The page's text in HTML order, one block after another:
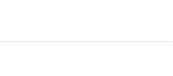
，为包括乳糖不耐人
澳洲，同仁堂狗不理
的人一到六点就下班，
而不是拿中国模式照搬
利率也超过了 20% ，整个房地产市场死
价不断蹿升。 时势造英雄 宏大资本应运